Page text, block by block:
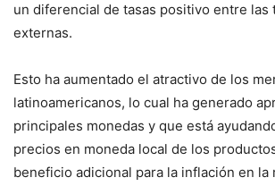
un diferencial de tasas positivo entre las
externas.
Esto ha aumentado el atractivo de los
latinoamericanos, lo cual ha generado
principales monedas y que está
precios en moneda local de los
beneficio adicional para la inflación en la